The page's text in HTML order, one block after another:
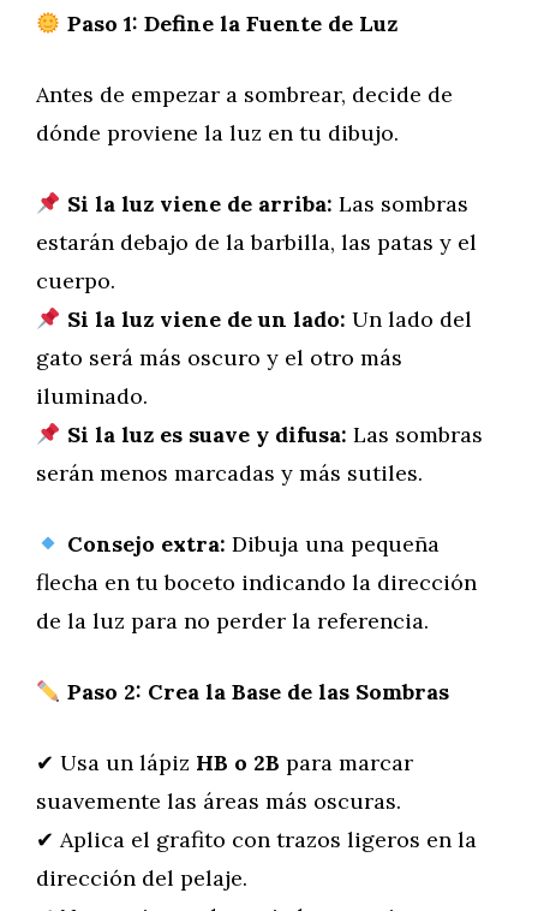
Paso 1: Define la Fuente de Luz
Antes de empezar a sombrear, decide de
dónde proviene la luz en tu dibujo.
Si la luz viene de arriba: Las sombras
estarán debajo de la barbilla, las patas y el
cuerpo.
Si la luz viene de un lado: Un lado del
gato será más oscuro y el otro más
iluminado.
Si la luz es suave y difusa: Las sombras
serán menos marcadas y más sutiles.
Consejo extra: Dibuja una pequeña
flecha en tu boceto indicando la dirección
de la luz para no perder la referencia.
Paso 2: Crea la Base de las Sombras
✔ Usa un lápiz HB o 2B para marcar
suavemente las áreas más oscuras.
✔ Aplica el grafito con trazos ligeros en la
dirección del pelaje.